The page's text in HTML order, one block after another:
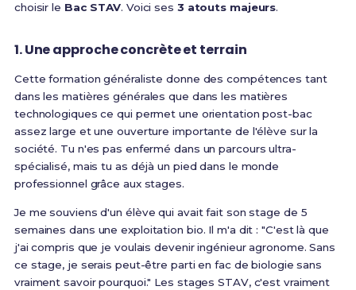
choisir le Bac STAV. Voici ses 3 atouts majeurs.
1. Une approche concrète et terrain
Cette formation généraliste donne des compétences tant
dans les matières générales que dans les matières
technologiques ce qui permet une orientation post-bac
assez large et une ouverture importante de l'élève sur la
société. Tu n'es pas enfermé dans un parcours ultra-
spécialisé, mais tu as déjà un pied dans le monde
professionnel grâce aux stages.
Je me souviens d'un élève qui avait fait son stage de 5
semaines dans une exploitation bio. Il m'a dit : "C'est là que
j'ai compris que je voulais devenir ingénieur agronome. Sans
ce stage, je serais peut-être parti en fac de biologie sans
vraiment savoir pourquoi." Les stages STAV, c'est vraiment